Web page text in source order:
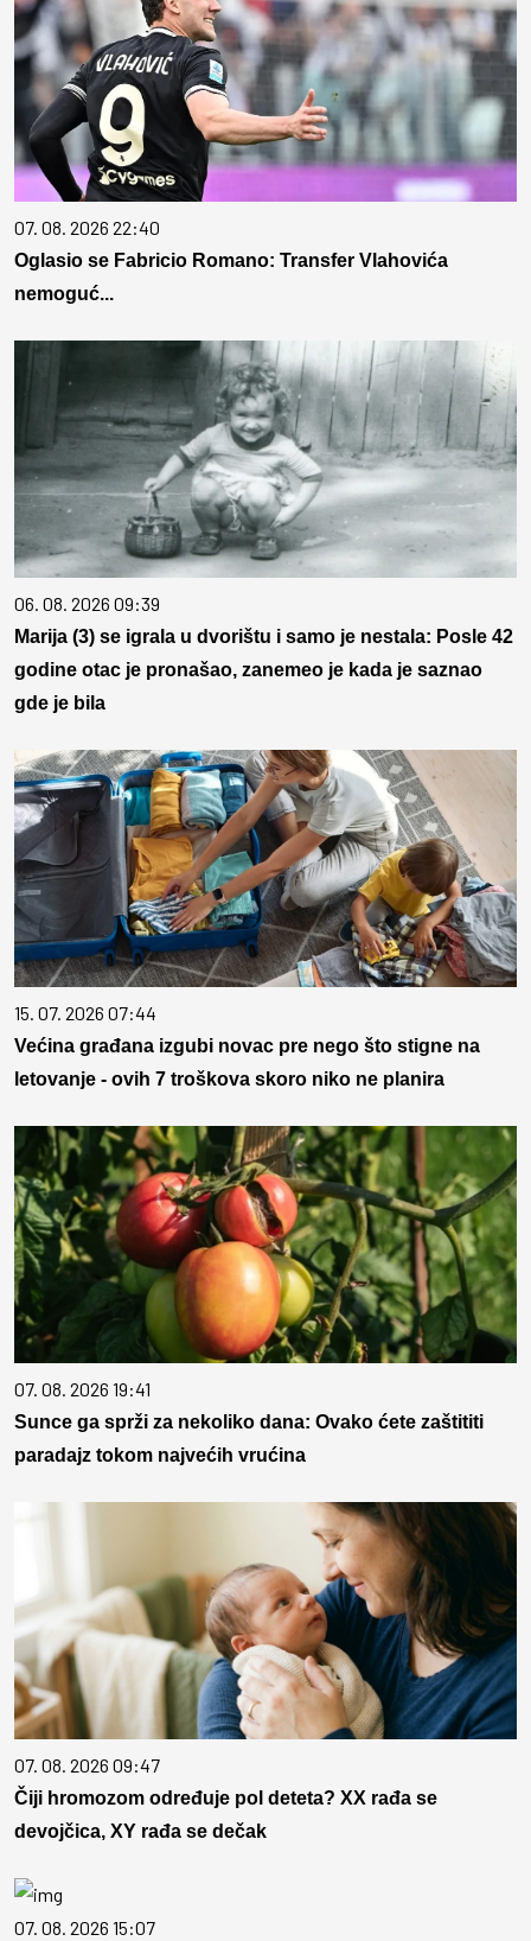
07. 08. 2026 22:40
Oglasio se Fabricio Romano: Transfer Vlahovića
nemoguć...
06. 08. 2026 09:39
Marija (3) se igrala u dvorištu i samo je nestala: Posle 42
godine otac je pronašao, zanemeo je kada je saznao
gde je bila
15. 07. 2026 07:44
Većina građana izgubi novac pre nego što stigne na
letovanje - ovih 7 troškova skoro niko ne planira
07. 08. 2026 19:41
Sunce ga sprži za nekoliko dana: Ovako ćete zaštititi
paradajz tokom najvećih vrućina
07. 08. 2026 09:47
Čiji hromozom određuje pol deteta? XX rađa se
devojčica, XY rađa se dečak
07. 08. 2026 15:07